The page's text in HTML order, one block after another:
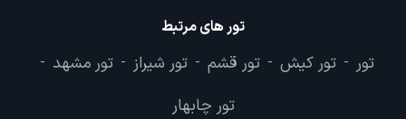
تور های مرتبط
تور - تور کیش - تور قشم - تور شیراز - تور مشهد -
تور چابهار